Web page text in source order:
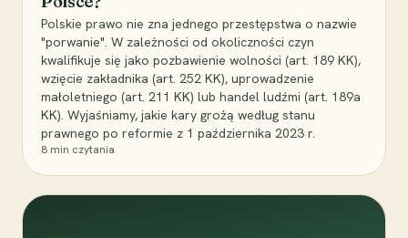
Polskie prawo nie zna jednego przestępstwa o nazwie
"porwanie". W zależności od okoliczności czyn
kwalifikuje się jako pozbawienie wolności (art. 189 KK),
wzięcie zakładnika (art. 252 KK), uprowadzenie
małoletniego (art. 211 KK) lub handel ludźmi (art. 189a
KK). Wyjaśniamy, jakie kary grożą według stanu
prawnego po reformie z 1 października 2023 r.
8 min czytania